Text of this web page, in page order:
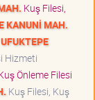
Kuş Filesi,
KANUNİ MAH.
Hizmeti
Önleme Filesi
Kuş Filesi, Kuş